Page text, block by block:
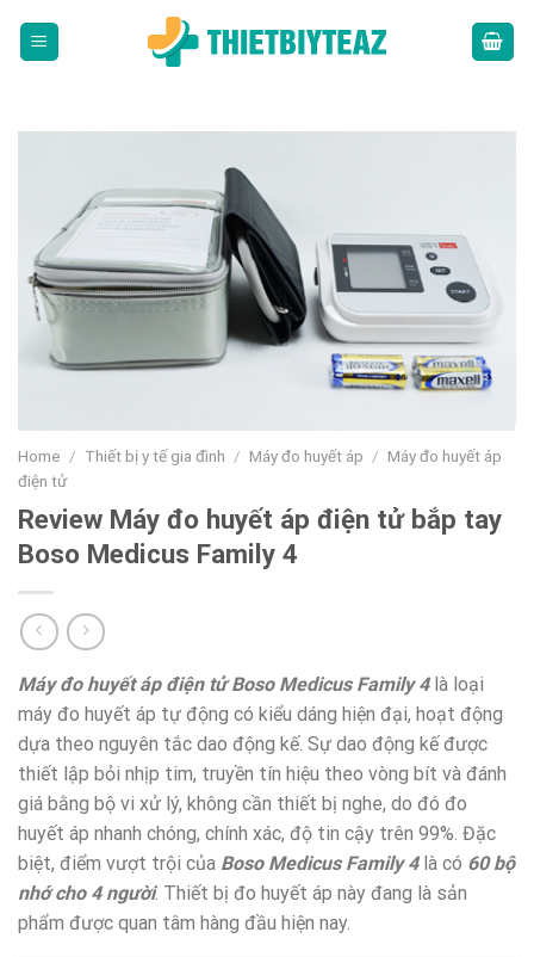
Home / Thiết bị y tế gia đình / Máy đo huyết áp / Máy đo huyết áp
điện tử
Review Máy đo huyết áp điện tử bắp tay
Boso Medicus Family 4
Máy đo huyết áp điện tử Boso Medicus Family 4là loại
máy đo huyết áp tự động có kiểu dáng hiện đại, hoạt động
dựa theo nguyên tắc dao động kế. Sự dao động kế được
thiết lập bỏi nhịp tim, truyền tín hiệu theo vòng bít và đánh
giá bằng bộ vi xử lý, không cần thiết bị nghe, do đó đo
huyết áp nhanh chóng, chính xác, độ tin cậy trên 99%. Đặc
biệt, điểm vượt trội của Boso Medicus Family 4là có 60 bộ
nhớ cho 4 người. Thiết bị đo huyết áp này đang là sản
phẩm được quan tâm hàng đầu hiện nay.